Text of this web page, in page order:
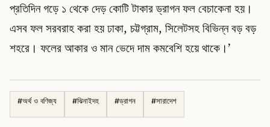
প্রতিদিন গড়ে ১ থেকে দেড় কোটি টাকার ড্রাগন ফল বেচাকেনা হয়।
এসব ফল সরবরাহ করা হয় ঢাকা, চট্টগ্রাম, সিলেটসহ বিভিন্ন বড় বড়
শহরে। ফলের আকার ও মান ভেদে দাম কমবেশি হয়ে থাকে।’
#অর্থ ও বণিজ্য #ঝিনাইদহ #ড্রাগন #সারাদেশ